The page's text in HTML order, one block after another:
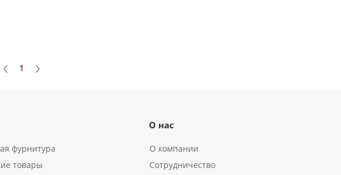
1
фурнитура
товары
О нас
О компании
Сотрудничество